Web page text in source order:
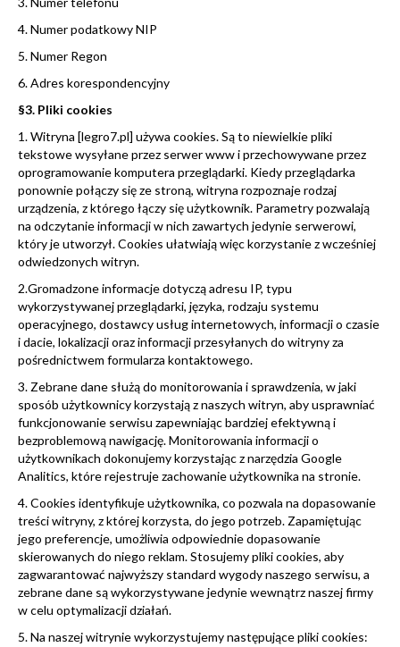
4. Numer podatkowy NIP
5. Numer Regon
6. Adres korespondencyjny
§3. Pliki cookies
1. Witryna [legro7.pl] używa cookies. Są to niewielkie pliki
tekstowe wysyłane przez serwer www i przechowywane przez
oprogramowanie komputera przeglądarki. Kiedy przeglądarka
ponownie połączy się ze stroną, witryna rozpoznaje rodzaj
urządzenia, z którego łączy się użytkownik. Parametry pozwalają
na odczytanie informacji w nich zawartych jedynie serwerowi,
który je utworzył. Cookies ułatwiają więc korzystanie z wcześniej
odwiedzonych witryn.
2.Gromadzone informacje dotyczą adresu IP, typu
wykorzystywanej przeglądarki, języka, rodzaju systemu
operacyjnego, dostawcy usług internetowych, informacji o czasie
i dacie, lokalizacji oraz informacji przesyłanych do witryny za
pośrednictwem formularza kontaktowego.
3. Zebrane dane służą do monitorowania i sprawdzenia, w jaki
sposób użytkownicy korzystają z naszych witryn, aby usprawniać
funkcjonowanie serwisu zapewniając bardziej efektywną i
bezproblemową nawigację. Monitorowania informacji o
użytkownikach dokonujemy korzystając z narzędzia Google
Analitics, które rejestruje zachowanie użytkownika na stronie.
4. Cookies identyfikuje użytkownika, co pozwala na dopasowanie
treści witryny, z której korzysta, do jego potrzeb. Zapamiętując
jego preferencje, umożliwia odpowiednie dopasowanie
skierowanych do niego reklam. Stosujemy pliki cookies, aby
zagwarantować najwyższy standard wygody naszego serwisu, a
zebrane dane są wykorzystywane jedynie wewnątrz naszej firmy
w celu optymalizacji działań.
5. Na naszej witrynie wykorzystujemy następujące pliki cookies: